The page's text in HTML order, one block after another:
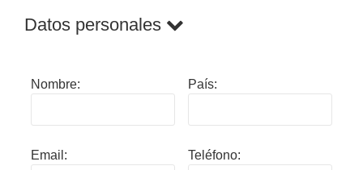
Datos personales
Nombre: País:
Email: Teléfono: